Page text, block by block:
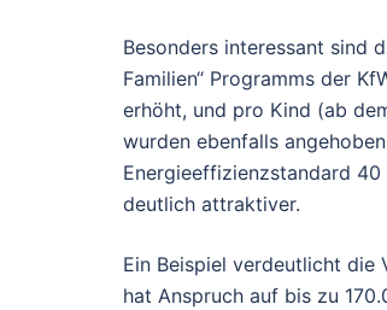
Besonders interessant sind
Familien“ Programms der
erhöht, und pro Kind (ab
wurden ebenfalls
Energieeffizienzstandard
deutlich attraktiver.
Ein Beispiel verdeutlicht die
hat Anspruch auf bis zu